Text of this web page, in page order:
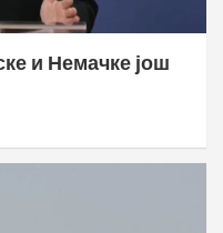
и Немачке још